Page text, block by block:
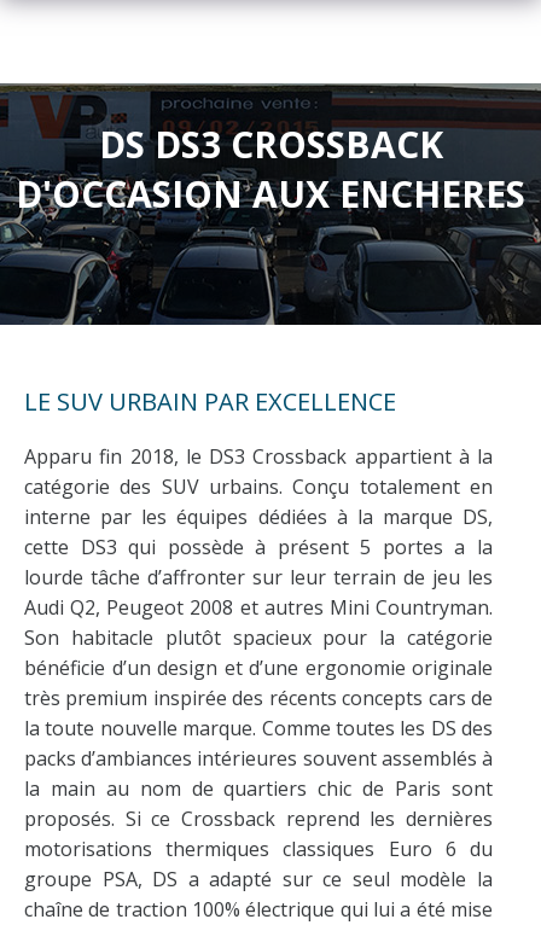
DS DS3 CROSSBACK
D'OCCASION AUX ENCHERES
LE SUV URBAIN PAR EXCELLENCE
Apparu fin 2018, le DS3 Crossback appartient à la
catégorie des SUV urbains. Conçu totalement en
interne par les équipes dédiées à la marque DS,
cette DS3 qui possède à présent 5 portes a la
lourde tâche d’affronter sur leur terrain de jeu les
Audi Q2, Peugeot 2008 et autres Mini Countryman.
Son habitacle plutôt spacieux pour la catégorie
bénéficie d’un design et d’une ergonomie originale
très premium inspirée des récents concepts cars de
la toute nouvelle marque. Comme toutes les DS des
packs d’ambiances intérieures souvent assemblés à
la main au nom de quartiers chic de Paris sont
proposés. Si ce Crossback reprend les dernières
motorisations thermiques classiques Euro 6 du
groupe PSA, DS a adapté sur ce seul modèle la
chaîne de traction 100% électrique qui lui a été mise